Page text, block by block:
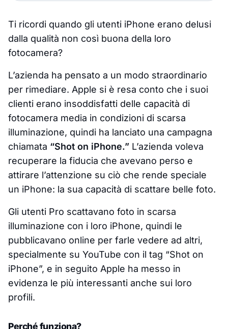
Ti ricordi quando gli utenti iPhone erano delusi
dalla qualità non così buona della loro
fotocamera?
L’azienda ha pensato a un modo straordinario
per rimediare. Apple si è resa conto che i suoi
clienti erano insoddisfatti delle capacità di
fotocamera media in condizioni di scarsa
illuminazione, quindi ha lanciato una campagna
chiamata “Shot on iPhone.” L’azienda voleva
recuperare la fiducia che avevano perso e
attirare l’attenzione su ciò che rende speciale
un iPhone: la sua capacità di scattare belle foto.
Gli utenti Pro scattavano foto in scarsa
illuminazione con i loro iPhone, quindi le
pubblicavano online per farle vedere ad altri,
specialmente su YouTube con il tag “Shot on
iPhone”, e in seguito Apple ha messo in
evidenza le più interessanti anche sui loro
profili.
Perché funziona?